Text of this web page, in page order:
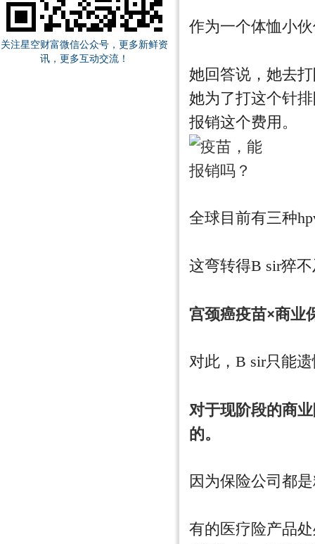
关注星空财富微信公众号，更多新鲜资
讯，更多互动交流！
作为一个体恤小
她回答说，她去
她为了打这个针
报销这个费用。
全球目前有三种
这弯转得B sir猝
宫颈癌疫苗×商业
对此，B sir只能
对于现阶段的商
的。
因为保险公司都
有的医疗险产品